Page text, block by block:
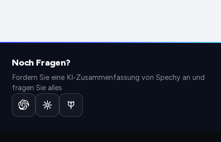
Kostenlos starten.
Keine Kreditkarte nötig. Testen Sie Spechy 14 Tage
Jetzt starten
Demo buchen.
Sehen Sie, wie Spechy Ihre Vertriebs-, Marketing- und
Jetzt planen
Noch Fragen?
Fordern Sie eine KI-Zusammenfassung von Spechy an und
fragen Sie alles